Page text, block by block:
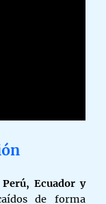
Perú, Ecuador y
de forma